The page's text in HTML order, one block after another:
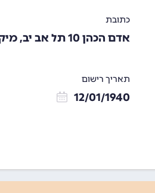
כתובת
אדם הכהן 10 תל אב יב, מיקוד: 64585
תאריך רישום
12/01/1940